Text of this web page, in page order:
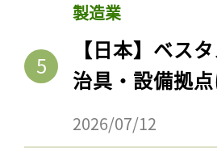
製造業
【日本】ベス
治具・設備拠
2026/07/12